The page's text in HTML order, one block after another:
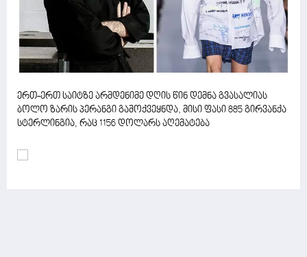
ერთ-ერთ საიტზე არმდენიმე დღის წინ დემნა გვასალიას
ბოლო ზარის პერანგი გამოქვეყნდა, მისი ფასი 885 გირვანქა
სტერლინგია, რაც 1156 დოლარს აღემატება